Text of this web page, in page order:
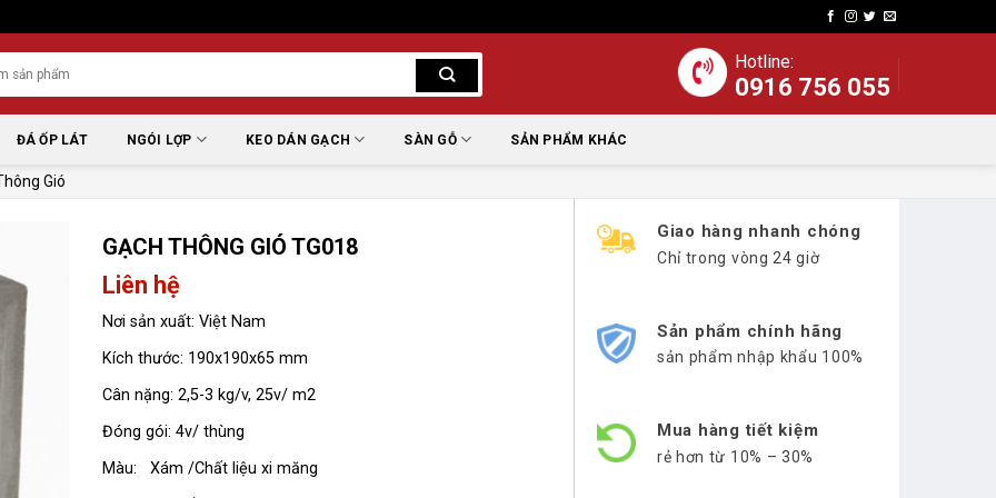
Hotline:
0916 756 055
ĐÁ ỐP LÁT NGÓI LỢP KEO DÁN GẠCH SÀN GỖ SẢN PHẨM KHÁC
Gió
GẠCH THÔNG GIÓ TG018
Liên hệ
Nơi sản xuất: Việt Nam
Kích thước: 190x190x65 mm
Cân nặng: 2,5-3 kg/v, 25v/ m2
Đóng gói: 4v/ thùng
Màu: Xám /Chất liệu xi măng
Giao hàng nhanh chóng
Chỉ trong vòng 24 giờ
Sản phẩm chính hãng
sản phẩm nhập khẩu 100%
Mua hàng tiết kiệm
rẻ hơn từ 10% – 30%